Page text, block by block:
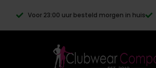
Voor 23:00 uur besteld morgen in huis